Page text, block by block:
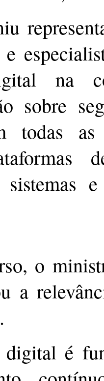
na
sobre
todas
sistemas
o
a
digital é